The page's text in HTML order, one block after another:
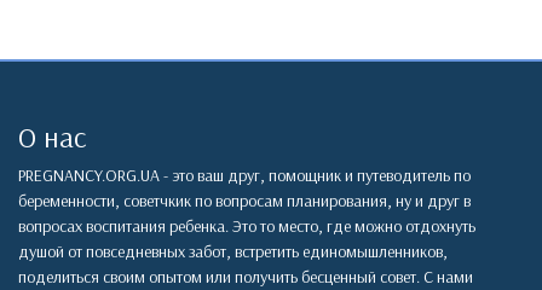
О нас
PREGNANCY.ORG.UA - это ваш друг, помощник и путеводитель по
беременности, советчкик по вопросам планирования, ну и друг в
вопросах воспитания ребенка. Это то место, где можно отдохнуть
душой от повседневных забот, встретить единомышленников,
поделиться своим опытом или получить бесценный совет. С нами